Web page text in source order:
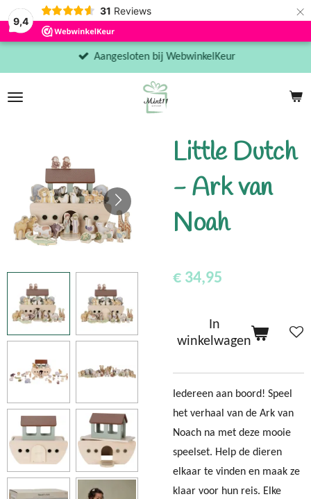
9,4
31 Reviews ×
Aangesloten bij WebwinkelKeur
Little Dutch
- Ark van
Noah
€ 34,95
In
winkelwagen
Iedereen aan boord! Speel
het verhaal van de Ark van
Noach na met deze mooie
speelset. Help de dieren
elkaar te vinden en maak ze
klaar voor hun reis. Elke